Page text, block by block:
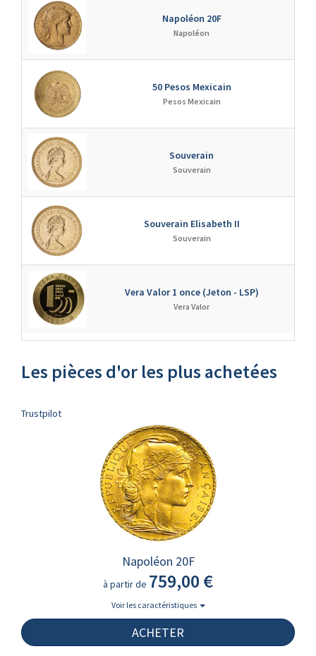
Napoléon 20F
Napoléon
50 Pesos Mexicain
Pesos Mexicain
Souverain
Souverain
Souverain Elisabeth II
Souverain
Vera Valor 1 once (Jeton - LSP)
Vera Valor
Les pièces d'or les plus achetées
Trustpilot
Napoléon 20F
à partir de 759,00 €
Voir les caractéristiques
ACHETER